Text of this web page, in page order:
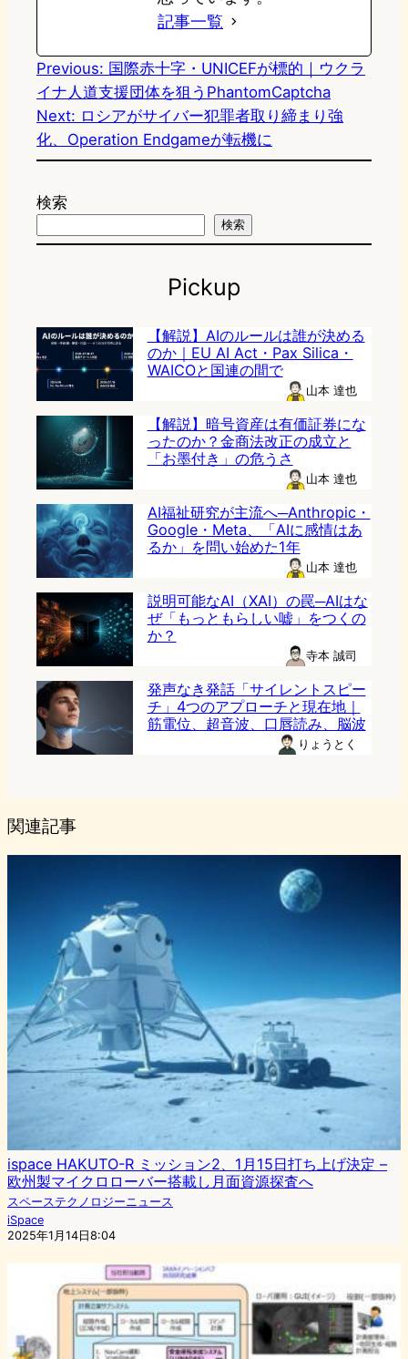
記事一覧
Previous: 国際赤十字・UNICEFが標的｜ウクラ
イナ人道支援団体を狙うPhantomCaptcha
Next: ロシアがサイバー犯罪者取り締まり強
化、Operation Endgameが転機に
検索
検索
Pickup
【解説】AIのルールは誰が決める
のか｜EU AI Act・Pax Silica・
WAICOと国連の間で
山本 達也
【解説】暗号資産は有価証券にな
ったのか？金商法改正の成立と
「お墨付き」の危うさ
山本 達也
AI福祉研究が主流へ─Anthropic・
Google・Meta、「AIに感情はあ
るか」を問い始めた1年
山本 達也
説明可能なAI（XAI）の罠─AIはな
ぜ「もっともらしい嘘」をつくの
か？
寺本 誠司
発声なき発話「サイレントスピー
チ」4つのアプローチと現在地｜
筋電位、超音波、口唇読み、脳波
りょうとく
関連記事
ispace HAKUTO-R ミッション2、1月15日打ち上げ決定 –
欧州製マイクロローバー搭載し月面資源探査へ
スペーステクノロジーニュース
iSpace
2025年1月14日8:04